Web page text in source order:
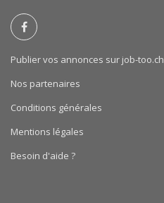
Publier vos annonces sur job-too.ch
Nos partenaires
Conditions générales
Mentions légales
Besoin d'aide ?